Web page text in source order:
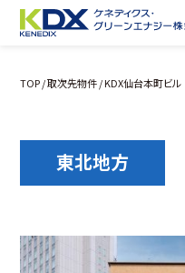
TOP/取次先物件/ KDX仙台本町ビル
東北地方